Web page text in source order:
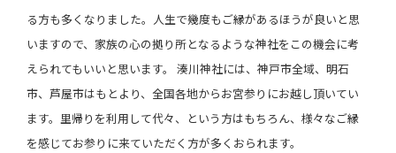
る方も多くなりました。人生で幾度もご縁があるほうが良いと思
いますので、家族の心の拠り所となるような神社をこの機会に考
えられてもいいと思います。 湊川神社には、神戸市全域、明石
市、芦屋市はもとより、全国各地からお宮参りにお越し頂いてい
ます。里帰りを利用して代々、という方はもちろん、様々なご縁
を感じてお参りに来ていただく方が多くおられます。